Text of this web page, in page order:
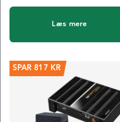
Læs mere
SPAR 817 KR